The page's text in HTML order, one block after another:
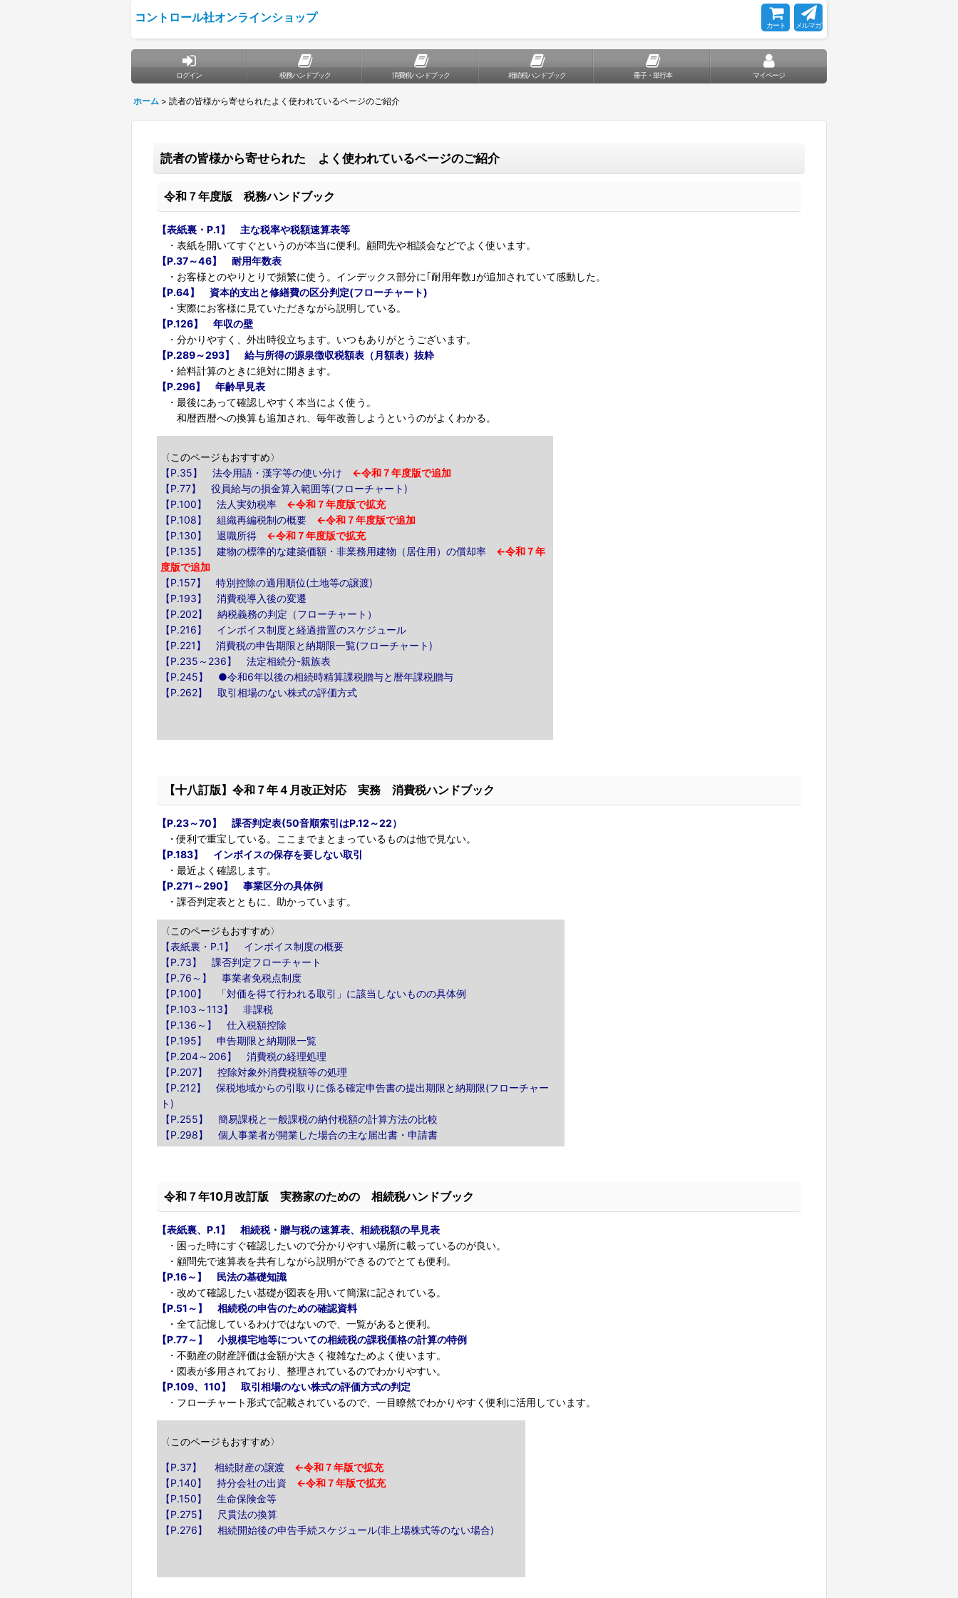
コントロール社オンラインショップ
カート メルマガ
ログイン 税務ハンドブック 消費税ハンドブック 相続税ハンドブック 冊子・単行本 マイページ
ホーム > 読者の皆様から寄せられたよく使われているページのご紹介
読者の皆様から寄せられた よく使われているページのご紹介
令和７年度版 税務ハンドブック
【表紙裏・P.1】 主な税率や税額速算表等
・表紙を開いてすぐというのが本当に便利。顧問先や相談会などでよく使います。
【P.37～46】 耐用年数表
・お客様とのやりとりで頻繁に使う。インデックス部分に｢耐用年数｣が追加されていて感動した。
【P.64】 資本的支出と修繕費の区分判定(フローチャート)
・実際にお客様に見ていただきながら説明している。
【P.126】 年収の壁
・分かりやすく、外出時役立ちます。いつもありがとうございます。
【P.289～293】 給与所得の源泉徴収税額表（月額表）抜粋
・給料計算のときに絶対に開きます。
【P.296】 年齢早見表
・最後にあって確認しやすく本当によく使う。
和暦西暦への換算も追加され、毎年改善しようというのがよくわかる。
〈このページもおすすめ〉
【P.35】 法令用語・漢字等の使い分け
←令和７年度版で追加
【P.77】 役員給与の損金算入範囲等(フローチャート)
【P.100】 法人実効税率
←令和７年度版で拡充
【P.108】 組織再編税制の概要
←令和７年度版で追加
【P.130】 退職所得
←令和７年度版で拡充
【P.135】 建物の標準的な建築価額・非業務用建物（居住用）の償却率
←令和７年
度版で追加
【P.157】 特別控除の適用順位(土地等の譲渡)
【P.193】 消費税導入後の変遷
【P.202】 納税義務の判定（フローチャート）
【P.216】 インボイス制度と経過措置のスケジュール
【P.221】 消費税の申告期限と納期限一覧(フローチャート)
【P.235～236】 法定相続分-親族表
【P.245】 ●令和6年以後の相続時精算課税贈与と暦年課税贈与
【P.262】 取引相場のない株式の評価方式
【十八訂版】令和７年４月改正対応 実務 消費税ハンドブック
【P.23～70】 課否判定表(50音順索引はP.12～22）
・便利で重宝している。ここまでまとまっているものは他で見ない。
【P.183】 インボイスの保存を要しない取引
・最近よく確認します。
【P.271～290】 事業区分の具体例
・課否判定表とともに、助かっています。
〈このページもおすすめ〉
【表紙裏・P.1】 インボイス制度の概要
【P.73】 課否判定フローチャート
【P.76～】 事業者免税点制度
【P.100】 「対価を得て行われる取引」に該当しないものの具体例
【P.103～113】 非課税
【P.136～】 仕入税額控除
【P.195】 申告期限と納期限一覧
【P.204～206】 消費税の経理処理
【P.207】 控除対象外消費税額等の処理
【P.212】 保税地域からの引取りに係る確定申告書の提出期限と納期限(フローチャー
ト)
【P.255】 簡易課税と一般課税の納付税額の計算方法の比較
【P.298】 個人事業者が開業した場合の主な届出書・申請書
令和７年10月改訂版 実務家のための 相続税ハンドブック
【表紙裏、P.1】 相続税・贈与税の速算表、相続税額の早見表
・困った時にすぐ確認したいので分かりやすい場所に載っているのが良い。
・顧問先で速算表を共有しながら説明ができるのでとても便利。
【P.16～】 民法の基礎知識
・改めて確認したい基礎が図表を用いて簡潔に記されている。
【P.51～】 相続税の申告のための確認資料
・全て記憶しているわけではないので、一覧があると便利。
【P.77～】 小規模宅地等についての相続税の課税価格の計算の特例
・不動産の財産評価は金額が大きく複雑なためよく使います。
・図表が多用されており、整理されているのでわかりやすい。
【P.109、110】 取引相場のない株式の評価方式の判定
・フローチャート形式で記載されているので、一目瞭然でわかりやすく便利に活用しています。
〈このページもおすすめ〉
【P.37】 相続財産の譲渡 ←令和７年版で拡充
【P.140】 持分会社の出資 ←令和７年版で拡充
【P.150】 生命保険金等
【P.275】 尺貫法の換算
【P.276】 相続開始後の申告手続スケジュール(非上場株式等のない場合)